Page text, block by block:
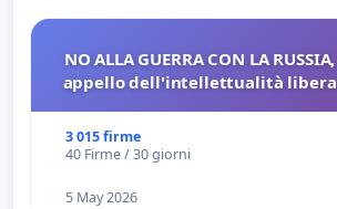
NO ALLA GUERRA CON LA RUSSIA,
appello dell'intellettualità libera
3 015 firme
40 Firme / 30 giorni
5 May 2026